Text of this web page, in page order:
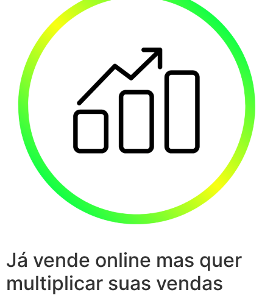
Já vende online mas quer
multiplicar suas vendas